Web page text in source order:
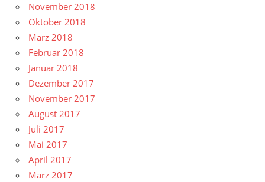
November 2018
Oktober 2018
März 2018
Februar 2018
Januar 2018
Dezember 2017
November 2017
August 2017
Juli 2017
Mai 2017
April 2017
März 2017